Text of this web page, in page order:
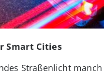
Smart Cities
Straßenlicht